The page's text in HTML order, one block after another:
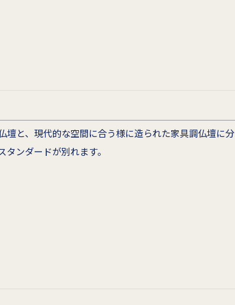
と、現代的な空間に合う様に造られた家具調仏壇に分
ンダードが別れます。